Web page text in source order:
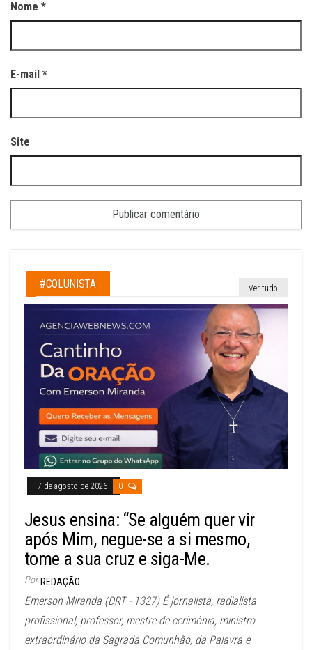
Nome *
E-mail *
Site
#COLUNISTA Ver tudo
7 de agosto de 2026 0
Jesus ensina: “Se alguém quer vir
após Mim, negue-se a si mesmo,
tome a sua cruz e siga-Me.
Por REDAÇÃO
Emerson Miranda (DRT - 1327) É jornalista, radialista
profissional, professor, mestre de cerimônia, ministro
extraordinário da Sagrada Comunhão, da Palavra e